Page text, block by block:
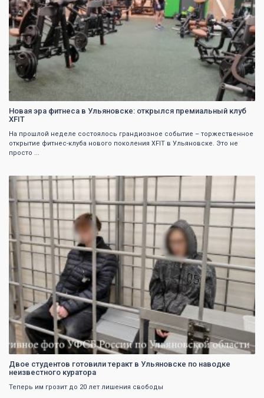
Новая эра фитнеса в Ульяновске: открылся премиальный клуб
XFIT
На прошлой неделе состоялось грандиозное событие – торжественное
открытие фитнес-клуба нового поколения XFIT в Ульяновске. Это не
просто ...
Двое студентов готовили теракт в Ульяновске по наводке
неизвестного куратора
Теперь им грозит до 20 лет лишения свободы